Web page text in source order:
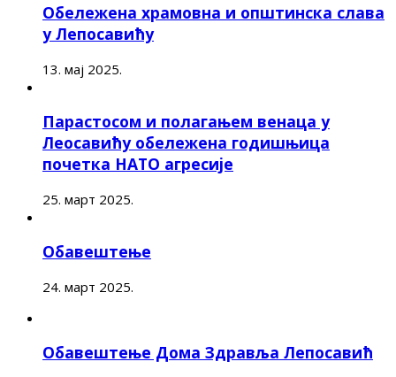
Обележена храмовна и општинска слава
у Лепосавићу
13. мај 2025.
Парастосом и полагањем венаца у
Леосавићу обележена годишњица
почетка НАТО агресије
25. март 2025.
Обавештење
24. март 2025.
Обавештење Дома Здравља Лепосавић